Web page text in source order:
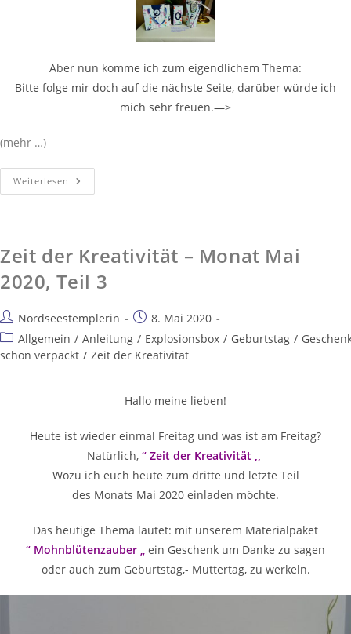
Aber nun komme ich zum eigendlichem Thema:
Bitte folge mir doch auf die nächste Seite, darüber würde ich
mich sehr freuen.—>
(mehr …)
Weiterlesen
Zeit der Kreativität – Monat Mai
2020, Teil 3
Nordseestemplerin
8. Mai 2020
Allgemein / Anleitung / Explosionsbox / Geburtstag /
schön verpackt / Zeit der Kreativität
Hallo meine lieben!
Heute ist wieder einmal Freitag und was ist am Freitag?
Natürlich, “ Zeit der Kreativität ,,
Wozu ich euch heute zum dritte und letzte Teil
des Monats Mai 2020 einladen möchte.
Das heutige Thema lautet: mit unserem Materialpaket
“ Mohnblütenzauber „ ein Geschenk um Danke zu sagen
oder auch zum Geburtstag,- Muttertag, zu werkeln.